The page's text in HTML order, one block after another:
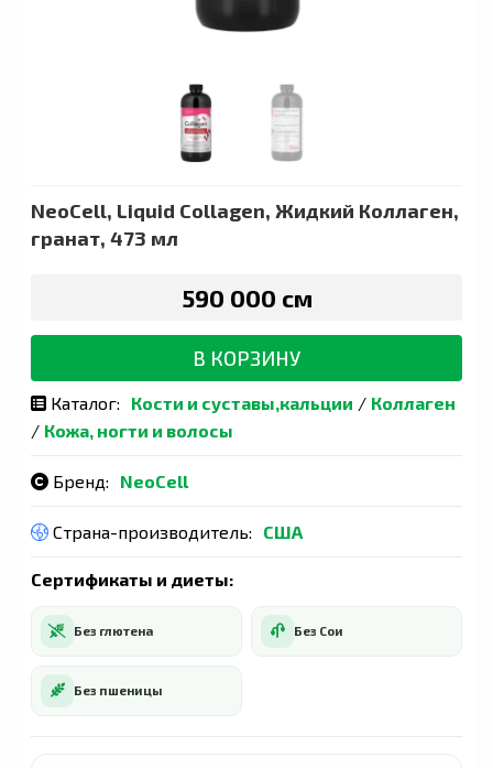
NeoCell, Liquid Collagen, Жидкий Коллаген,
гранат, 473 мл
590 000 сӯм
В КОРЗИНУ
Каталог: Кости и суставы,кальции / Коллаген
/ Кожа, ногти и волосы
Бренд: NeoCell
Страна-производитель: США
Сертификаты и диеты:
Без глютена Без Сои
Без пшеницы